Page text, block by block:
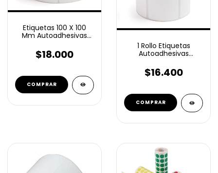
Etiquetas 100 X 100
Mm Autoadhesivas
$18.000
1 Rollo Etiquetas
Autoadhesivas
1000 unidades
$16.400